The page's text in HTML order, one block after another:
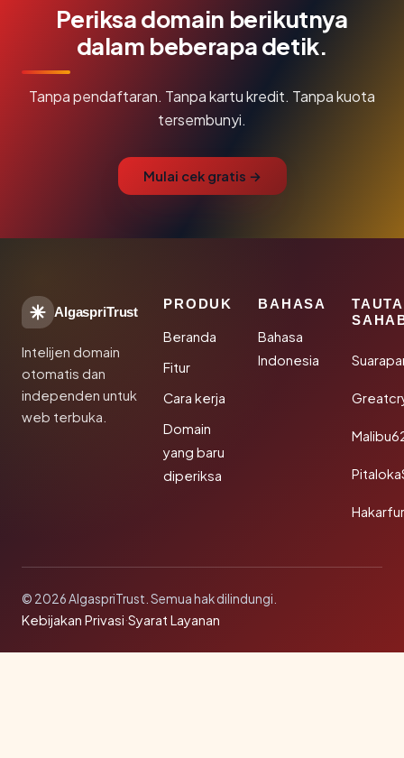
Periksa domain berikutnya
dalam beberapa detik.
Tanpa pendaftaran. Tanpa kartu kredit. Tanpa kuota
tersembunyi.
Mulai cek gratis →
AlgaspriTrust
Intelijen domain
otomatis dan
independen untuk
web terbuka.
PRODUK
Beranda
Fitur
Cara kerja
Domain
yang baru
diperiksa
BAHASA
Bahasa
Indonesia
© 2026 AlgaspriTrust. Semua hak dilindungi.
Kebijakan Privasi·Syarat Layanan